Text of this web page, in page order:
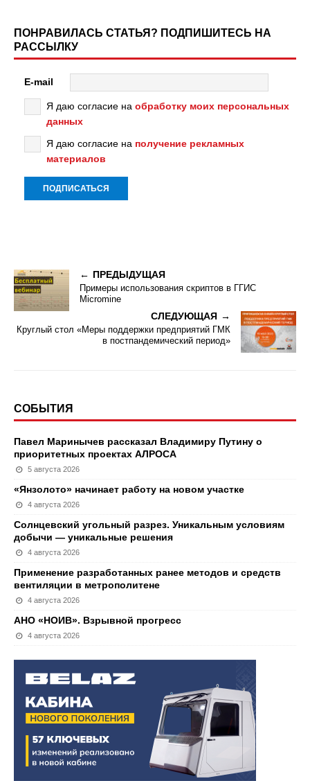
ПОНРАВИЛАСЬ СТАТЬЯ? ПОДПИШИТЕСЬ НА
РАССЫЛКУ
E-mail
Я даю согласие на обработку моих персональных
данных
Я даю согласие на получение рекламных
материалов
ПРЕДЫДУЩАЯ
Примеры использования скриптов в ГГИС
Micromine
СЛЕДУЮЩАЯ
Круглый стол «Меры поддержки предприятий ГМК
в постпандемический период»
СОБЫТИЯ
Павел Маринычев рассказал Владимиру Путину о
приоритетных проектах АЛРОСА
5 августа 2026
«Янзолото» начинает работу на новом участке
4 августа 2026
Солнцевский угольный разрез. Уникальным условиям
добычи — уникальные решения
4 августа 2026
Применение разработанных ранее методов и средств
вентиляции в метрополитене
4 августа 2026
АНО «НОИВ». Взрывной прогресс
4 августа 2026